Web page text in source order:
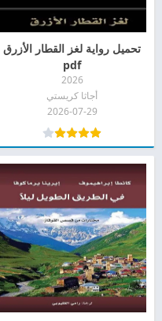
تحميل رواية لغز القطار الأزرق
pdf
2026
أجاثا كريستي
2026-07-29